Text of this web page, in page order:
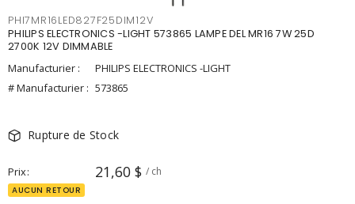
PHI7MR16LED827F25DIM12V
PHILIPS ELECTRONICS -LIGHT 573865 LAMPE DEL MR16 7W 25D
2700K 12V DIMMABLE
Manufacturier :
PHILIPS ELECTRONICS -LIGHT
# Manufacturier : 573865
Rupture de Stock
Prix 21,60 $ / ch
AUCUN RETOUR